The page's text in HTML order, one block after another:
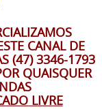
CANAL DE
(47) 3346-1793
QUAISQUER
LIVRE